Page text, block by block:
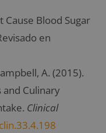
Cause Blood Sugar
en
A. (2015).
Culinary
Clinical